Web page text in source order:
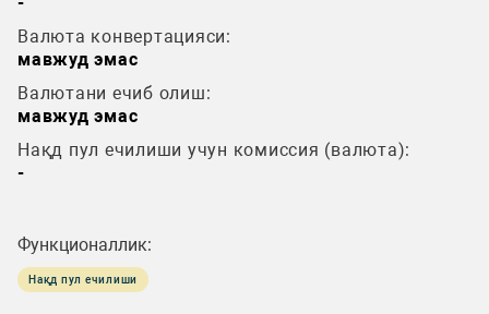
Валюта конвертацияси:
мавжуд эмас
Валютани ечиб олиш:
мавжуд эмас
Нақд пул ечилиши учун комиссия (валюта):
-
Функционаллик:
Нақд пул ечилиши